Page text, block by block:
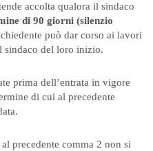
accolta qualora il sindaco
di 90 giorni (silenzio
può dar corso ai lavori
sindaco del loro inizio.
prima dell’entrata in vigore
di cui al precedente
precedente comma 2 non si